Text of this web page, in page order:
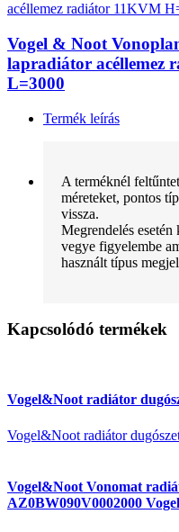
Vogel & Noot
lapradiátor acéllemez
L=3000
Termék leírás
A terméknél
méreteket, pontos
vissza.
Megrendelés
vegye figyelembe
használt típus
Kapcsolódó termékek
Vogel&Noot radiátor
Vogel&Noot radiátor
Vogel&Noot Vonomat
AZ0BW090V0002000